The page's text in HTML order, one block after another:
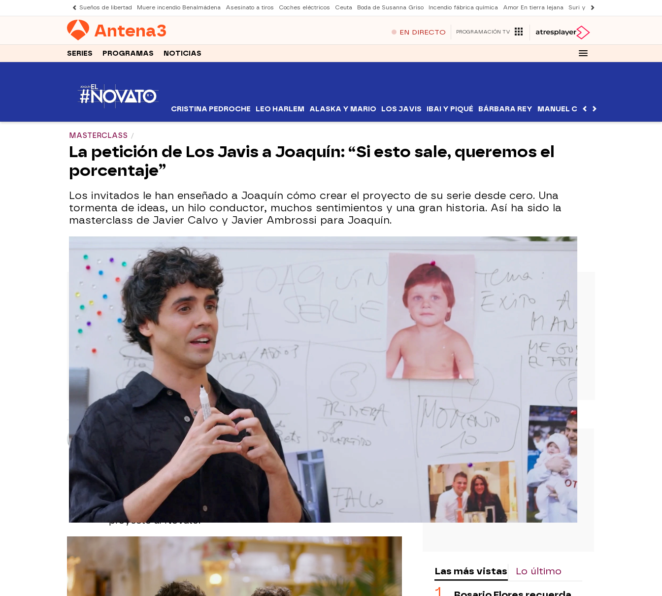
Sueños de libertad Muere incendio Benalmádena Asesinato a tiros Coches eléctricos Ceuta Boda de Susanna Griso Incendio fábrica química Amor En tierra lejana Suri y Tom Cruise
Antena3 EN DIRECTO PROGRAMACIÓN TV
SERIES PROGRAMAS NOTICIAS
CRISTINA PEDROCHE LEO HARLEM ALASKA Y MARIO LOS JAVIS IBAI Y PIQUÉ BÁRBARA REY MANUEL CARRASCO
MASTERCLASS
La petición de Los Javis a Joaquín: “Si esto sale, queremos el
porcentaje”
Los invitados le han enseñado a Joaquín cómo crear el proyecto de su serie desde cero. Una
tormenta de ideas, un hilo conductor, muchos sentimientos y una gran historia. Así ha sido la
masterclass de Javier Calvo y Javier Ambrossi para Joaquín.
Joaquín se rompe al hablar de su padre: “Soy feliz por haber cumplido su sueño y eso no se le va a
olvidar”
18 de noviembre de 2023, 20:03 WhatsappFacebook
Joaquín
tendrá que debutar como creador, guionista y
director de su propio biopic, una serie sobre la vida del
exfutbolista ante la que
Javier Ambrossi y Javier Calvo han
centrado su masterclass para enseñarle como hacer el
proyecto al Novato.
Los directores le han enseñado a Joaquín a dividir la serie por
capítulos que han sido muy significativos en su vida, desde la
infancia al éxito en el mundo del futbol.
Las más vistas Lo último